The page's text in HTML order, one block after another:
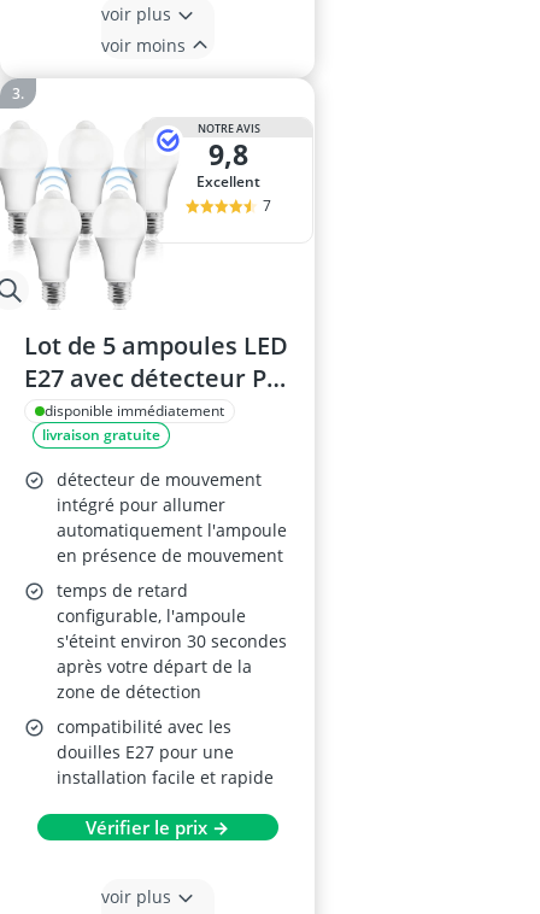
voir plus
voir moins
NOTRE AVIS
9,8
Excellent
7
Lot de 5 ampoules LED
E27 avec détecteur PIR
12W 5700K
disponible immédiatement
livraison gratuite
détecteur de mouvement
intégré pour allumer
automatiquement l'ampoule
en présence de mouvement
temps de retard
configurable, l'ampoule
s'éteint environ 30 secondes
après votre départ de la
zone de détection
compatibilité avec les
douilles E27 pour une
installation facile et rapide
Vérifier le prix →
voir plus